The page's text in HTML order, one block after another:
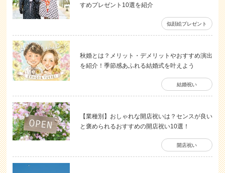
すめプレゼント10選を紹介
似顔絵プレゼント
秋婚とは？メリット・デメリットやおすすめ演出
を紹介！季節感あふれる結婚式を叶えよう
結婚祝い
【業種別】おしゃれな開店祝いは？センスが良い
と褒められるおすすめの開店祝い10選！
開店祝い